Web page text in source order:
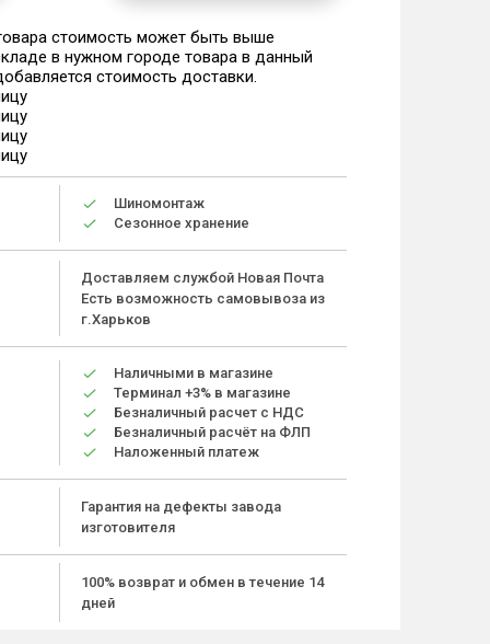
стоимость может быть выше
в нужном городе товара в данный
стоимость доставки.
Шиномонтаж
Сезонное хранение
Доставляем службой Новая Почта
Есть возможность самовывоза из
г.Харьков
Наличными в магазине
Терминал +3% в магазине
Безналичный расчет с НДС
Безналичный расчёт на ФЛП
Наложенный платеж
Гарантия на дефекты завода
изготовителя
100% возврат и обмен в течение 14
дней